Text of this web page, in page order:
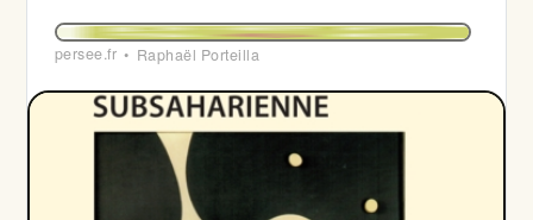
persee.fr Raphaël Porteilla